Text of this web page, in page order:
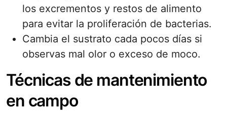
los excrementos y restos de alimento
para evitar la proliferación de bacterias.
Cambia el sustrato cada pocos días si
observas mal olor o exceso de moco.
Técnicas de mantenimiento
en campo